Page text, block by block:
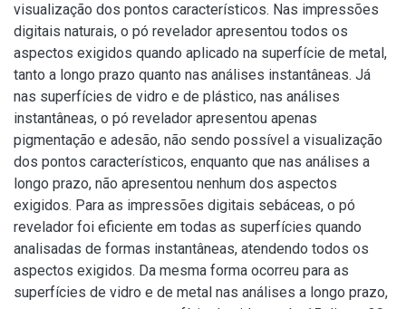
visualização dos pontos característicos. Nas impressões
digitais naturais, o pó revelador apresentou todos os
aspectos exigidos quando aplicado na superfície de metal,
tanto a longo prazo quanto nas análises instantâneas. Já
nas superfícies de vidro e de plástico, nas análises
instantâneas, o pó revelador apresentou apenas
pigmentação e adesão, não sendo possível a visualização
dos pontos característicos, enquanto que nas análises a
longo prazo, não apresentou nenhum dos aspectos
exigidos. Para as impressões digitais sebáceas, o pó
revelador foi eficiente em todas as superfícies quando
analisadas de formas instantâneas, atendendo todos os
aspectos exigidos. Da mesma forma ocorreu para as
superfícies de vidro e de metal nas análises a longo prazo,